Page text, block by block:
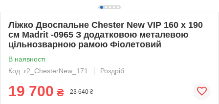
Ліжко Двоспальне Chester New VIP 160 х 190
см Madrit -0965 З додатковою металевою
цільнозварною рамою Фіолетовий
В наявності
Код: r2_ChesterNew_171
Роздріб
19 700 ₴ 23 640 ₴